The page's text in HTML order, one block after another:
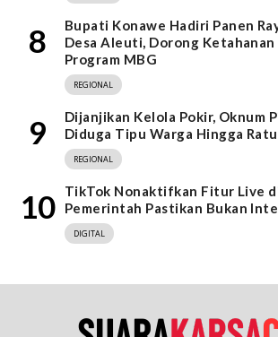
8
Bupati Konawe Hadiri Panen
Desa Aleuti, Dorong Ketahanan
Program MBG
REGIONAL
9
Dijanjikan Kelola Pokir, Oknum
Diduga Tipu Warga Hingga
REGIONAL
10
TikTok Nonaktifkan Fitur Live
Pemerintah Pastikan Bukan
DIGITAL